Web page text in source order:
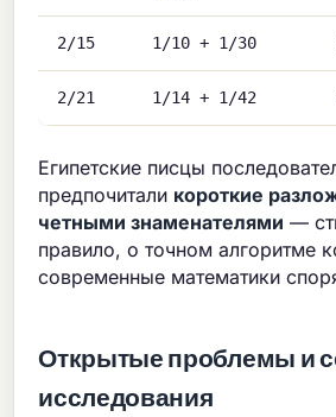
2/15 1/10 + 1/30
2/21 1/14 + 1/42
Египетские писцы
предпочитали короткие
четными знаменателями —
правило, о точном алгоритме
современные математики
Открытые проблемы и
исследования